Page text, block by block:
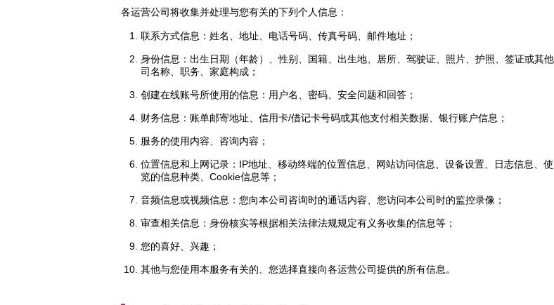
各运营公司将收集并处理与您有关的下列个人信息：
联系方式信息：姓名、地址、电话号码、传真号码、邮件地址；
身份信息：出生日期（年龄）、性别、国籍、出生地、居所、驾驶证、照片、护照、签证或其
司名称、职务、家庭构成；
创建在线账号所使用的信息：用户名、密码、安全问题和回答；
财务信息：账单邮寄地址、信用卡/借记卡号码或其他支付相关数据、银行账户信息；
服务的使用内容、咨询内容；
位置信息和上网记录：IP地址、移动终端的位置信息、网站访问信息、设备设置、日志信息、
览的信息种类、Cookie信息等；
音频信息或视频信息：您向本公司咨询时的通话内容、您访问本公司时的监控录像；
审查相关信息：身份核实等根据相关法律法规规定有义务收集的信息等；
您的喜好、兴趣；
其他与您使用本服务有关的、您选择直接向各运营公司提供的所有信息。